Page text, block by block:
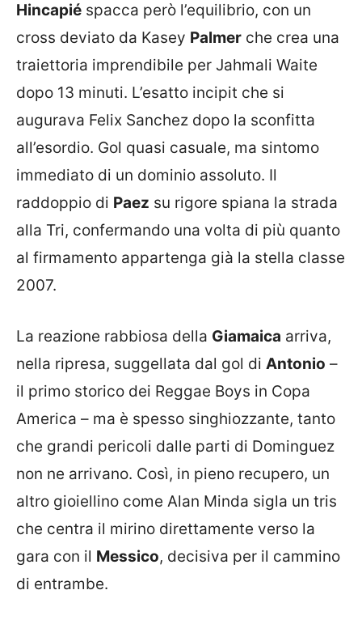
Hincapié spacca però l’equilibrio, con un
cross deviato da Kasey Palmer che crea una
traiettoria imprendibile per Jahmali Waite
dopo 13 minuti. L’esatto incipit che si
augurava Felix Sanchez dopo la sconfitta
all’esordio. Gol quasi casuale, ma sintomo
immediato di un dominio assoluto. Il
raddoppio di Paez su rigore spiana la strada
alla Tri, confermando una volta di più quanto
al firmamento appartenga già la stella classe
2007.
La reazione rabbiosa della Giamaica arriva,
nella ripresa, suggellata dal gol di Antonio –
il primo storico dei Reggae Boys in Copa
America – ma è spesso singhiozzante, tanto
che grandi pericoli dalle parti di Dominguez
non ne arrivano. Così, in pieno recupero, un
altro gioiellino come Alan Minda sigla un tris
che centra il mirino direttamente verso la
gara con il Messico, decisiva per il cammino
di entrambe.